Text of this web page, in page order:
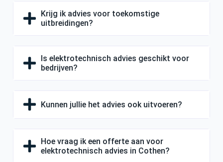
Krijg ik advies voor toekomstige
uitbreidingen?
Is elektrotechnisch advies geschikt voor
bedrijven?
Kunnen jullie het advies ook uitvoeren?
Hoe vraag ik een offerte aan voor
elektrotechnisch advies in Cothen?